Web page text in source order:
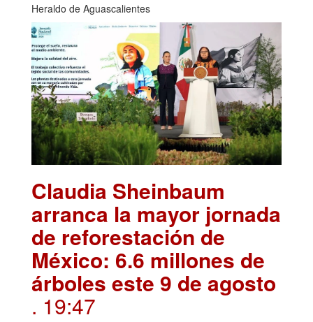
Heraldo de Aguascalientes
Claudia Sheinbaum
arranca la mayor jornada
de reforestación de
México: 6.6 millones de
árboles este 9 de agosto
. 19:47